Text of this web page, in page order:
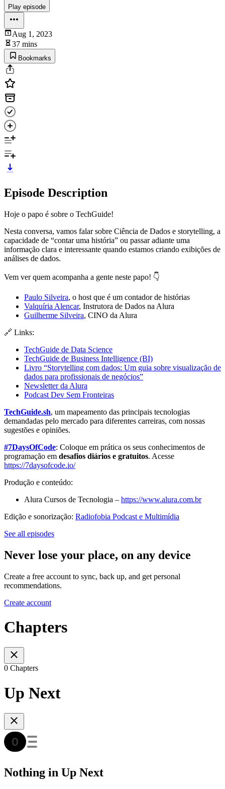
Play episode
Aug 1, 2023
37 mins
Bookmarks
Episode Description
Hoje o papo é sobre o TechGuide!
Nesta conversa, vamos falar sobre Ciência de Dados e storytelling, a
capacidade de “contar uma história” ou passar adiante uma
informação clara e interessante quando estamos criando exibições de
análises de dados.
Vem ver quem acompanha a gente neste papo! 👇
Paulo Silveira, o host que é um contador de histórias
Valquíria Alencar, Instrutora de Dados na Alura
Guilherme Silveira, CINO da Alura
🔗 Links:
TechGuide de Data Science
TechGuide de Business Intelligence (BI)
Livro “Storytelling com dados: Um guia sobre visualização de
dados para profissionais de negócios”
Newsletter da Alura
Podcast Dev Sem Fronteiras
TechGuide.sh, um mapeamento das principais tecnologias
demandadas pelo mercado para diferentes carreiras, com nossas
sugestões e opiniões.
#7DaysOfCode: Coloque em prática os seus conhecimentos de
programação em desafios diários e gratuitos. Acesse
https://7daysofcode.io/
Produção e conteúdo:
Alura Cursos de Tecnologia – https://www.alura.com.br
Edição e sonorização: Radiofobia Podcast e Multimídia
See all episodes
Never lose your place, on any device
Create a free account to sync, back up, and get personal
recommendations.
Create account
Chapters
0 Chapters
Up Next
Nothing in Up Next